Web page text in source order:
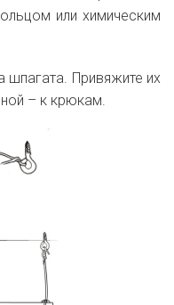
или химическим
шпагата. Привяжите их
– к крюкам.